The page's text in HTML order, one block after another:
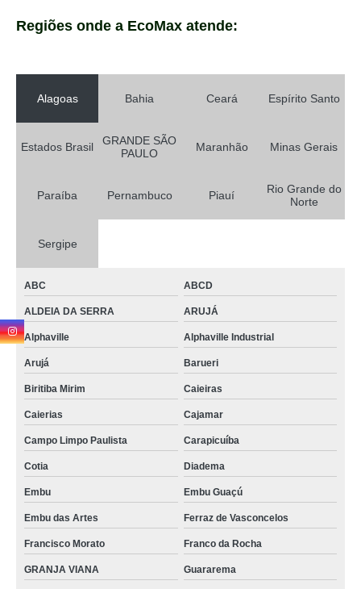
Regiões onde a EcoMax atende:
Alagoas Bahia Ceará Espírito Santo
Estados Brasil
GRANDE SÃO
PAULO
Maranhão Minas Gerais
Paraíba Pernambuco Piauí
Rio Grande do
Norte
Sergipe
ABC ABCD
ALDEIA DA SERRA ARUJÁ
Alphaville Alphaville Industrial
Arujá Barueri
Biritiba Mirim Caieiras
Caierias Cajamar
Campo Limpo Paulista Carapicuíba
Cotia Diadema
Embu Embu Guaçú
Embu das Artes Ferraz de Vasconcelos
Francisco Morato Franco da Rocha
GRANJA VIANA Guararema